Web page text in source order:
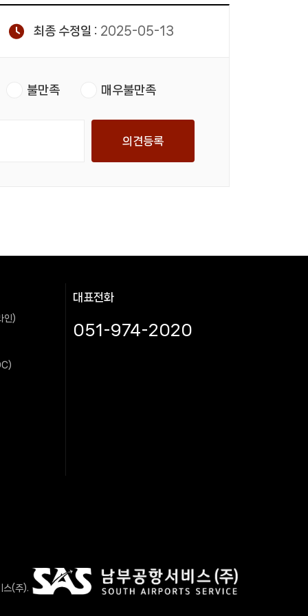
최종 수정일 : 2025-05-13
불만족 매우불만족
의견등록
인)
대표전화
051-974-2020
(주).